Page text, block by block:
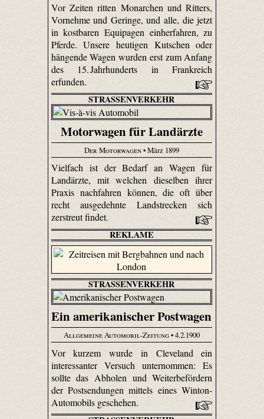
Vor Zeiten ritten Monarchen und Ritters,
Vornehme und Geringe, und alle, die jetzt
in kostbaren Equipagen einherfahren, zu
Pferde. Unsere heutigen Kutschen oder
hängende Wagen wurden erst zum Anfang
des 15. Jahrhunderts in Frankreich
erfunden.
STRASSENVERKEHR
Motorwagen für Landärzte
Der Motorwagen• März 1899
Vielfach ist der Bedarf an Wagen für
Landärzte, mit welchen dieselben ihrer
Praxis nachfahren können, die oft über
recht ausgedehnte Landstrecken sich
zerstreut findet.
REKLAME
STRASSENVERKEHR
Ein amerikanischer Postwagen
Allgemeine Automobil-Zeitung• 4.2.1900
Vor kurzem wurde in Cleveland ein
interessanter Versuch unternommen: Es
sollte das Abholen und Weiterbefördern
der Postsendungen mittels eines Winton-
Automobils geschehen.